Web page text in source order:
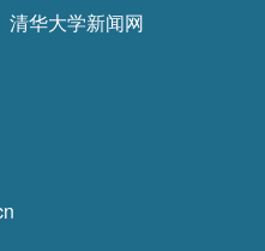
清华大学新闻网